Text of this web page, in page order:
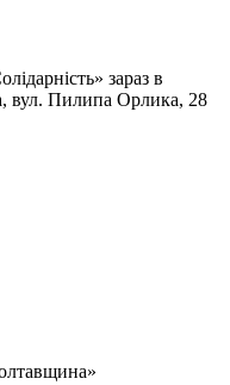
зараз в
вул. Пилипа Орлика, 28